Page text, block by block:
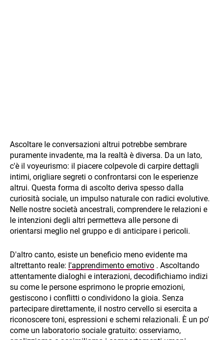
Ascoltare le conversazioni altrui potrebbe sembrare
puramente invadente, ma la realtà è diversa. Da un lato,
c'è il voyeurismo: il piacere colpevole di carpire dettagli
intimi, origliare segreti o confrontarsi con le esperienze
altrui. Questa forma di ascolto deriva spesso dalla
curiosità sociale, un impulso naturale con radici evolutive.
Nelle nostre società ancestrali, comprendere le relazioni e
le intenzioni degli altri permetteva alle persone di
orientarsi meglio nel gruppo e di anticipare i pericoli.
D'altro canto, esiste un beneficio meno evidente ma
altrettanto reale: l'apprendimento emotivo . Ascoltando
attentamente dialoghi e interazioni, decodifichiamo indizi
su come le persone esprimono le proprie emozioni,
gestiscono i conflitti o condividono la gioia. Senza
partecipare direttamente, il nostro cervello si esercita a
riconoscere toni, espressioni e schemi relazionali. È un po'
come un laboratorio sociale gratuito: osserviamo,